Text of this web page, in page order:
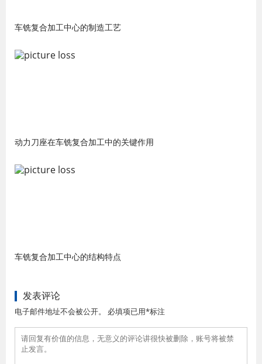
车铣复合加工中心的制造工艺
动力刀座在车铣复合加工中的关键作用
车铣复合加工中心的结构特点
发表评论
电子邮件地址不会被公开。 必填项已用*标注